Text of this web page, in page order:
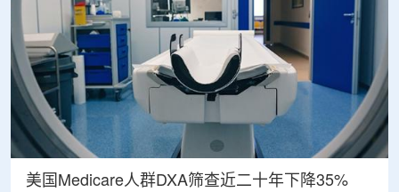
美国Medicare人群DXA筛查近二十年下降35%